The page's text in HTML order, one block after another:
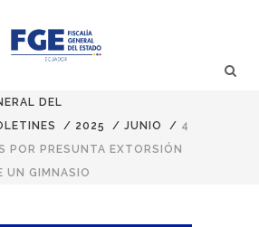
DEL
/ 2025 / JUNIO / 4
POR PRESUNTA EXTORSIÓN
UN GIMNASIO